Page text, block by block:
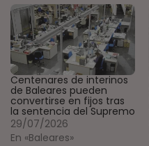
Centenares de interinos
de Baleares pueden
convertirse en fijos tras
la sentencia del Supremo
29/07/2026
En «Baleares»